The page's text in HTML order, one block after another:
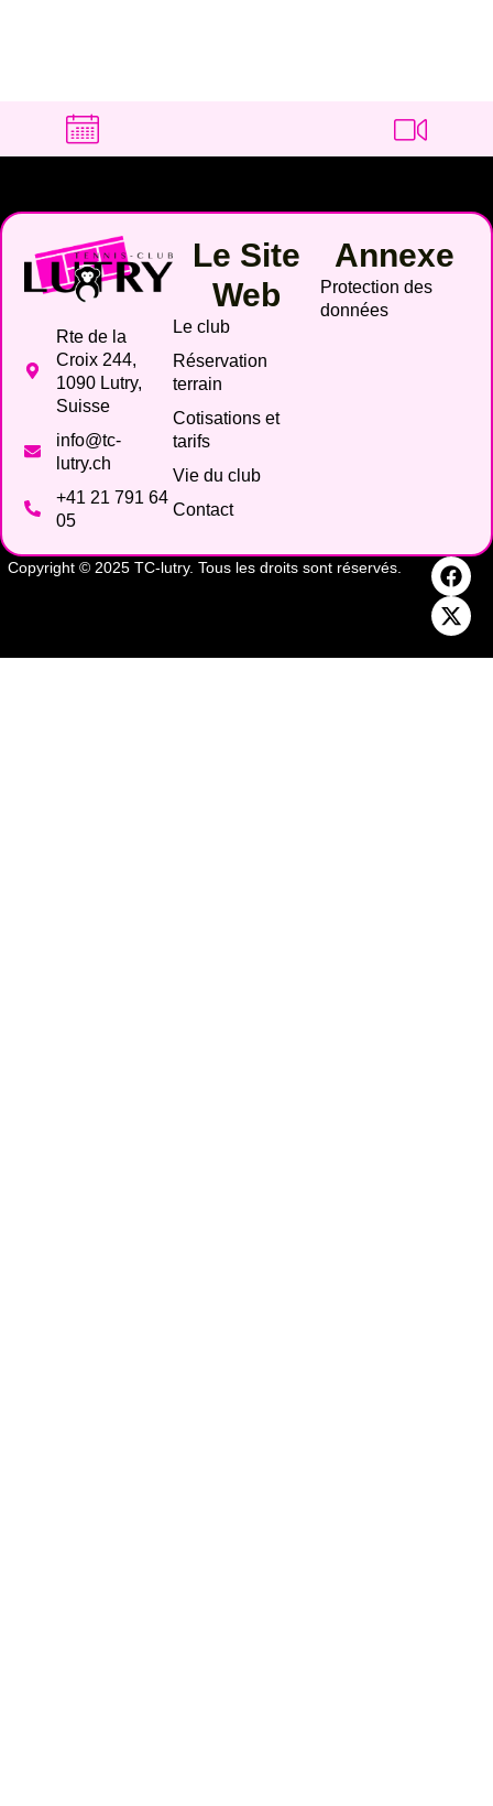
Rte de la
Croix 244,
1090 Lutry,
Suisse
info@tc-
lutry.ch
+41 21 791 64
05
Le Site
Web
Le club
Réservation
terrain
Cotisations et
tarifs
Vie du club
Contact
Annexe
Protection des
données
Copyright © 2025 TC-lutry. Tous les droits sont réservés.